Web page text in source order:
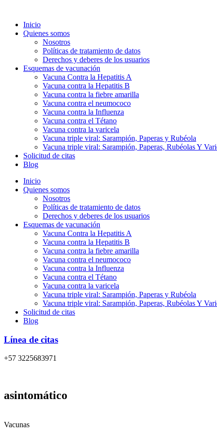
contenido
Inicio
Quienes somos
Nosotros
Políticas de tratamiento de datos
Derechos y deberes de los usuarios
Esquemas de vacunación
Vacuna Contra la Hepatitis A
Vacuna contra la Hepatitis B
Vacuna contra la fiebre amarilla
Vacuna contra el neumococo
Vacuna contra la Influenza
Vacuna contra el Tétano
Vacuna contra la varicela
Vacuna triple viral: Sarampión, Paperas y Rubéola
Vacuna triple viral: Sarampión, Paperas, Rubéolas Y
Solicitud de citas
Blog
Inicio
Quienes somos
Nosotros
Políticas de tratamiento de datos
Derechos y deberes de los usuarios
Esquemas de vacunación
Vacuna Contra la Hepatitis A
Vacuna contra la Hepatitis B
Vacuna contra la fiebre amarilla
Vacuna contra el neumococo
Vacuna contra la Influenza
Vacuna contra el Tétano
Vacuna contra la varicela
Vacuna triple viral: Sarampión, Paperas y Rubéola
Vacuna triple viral: Sarampión, Paperas, Rubéolas Y
Solicitud de citas
Blog
Línea de citas
+57 3225683971
asintomático
Vacunas